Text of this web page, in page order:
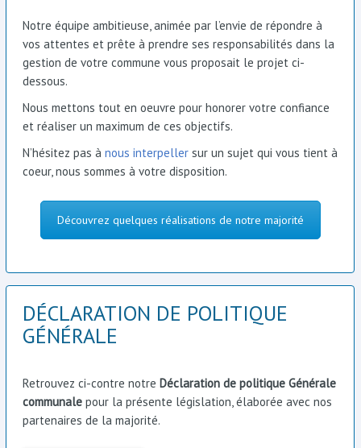
Notre équipe ambitieuse, animée par l’envie de répondre à
vos attentes et prête à prendre ses responsabilités dans la
gestion de votre commune vous proposait le projet ci-
dessous.
Nous mettons tout en oeuvre pour honorer votre confiance
et réaliser un maximum de ces objectifs.
N’hésitez pas à nous interpeller sur un sujet qui vous tient à
coeur, nous sommes à votre disposition.
Découvrez quelques réalisations de notre majorité
DÉCLARATION DE POLITIQUE
GÉNÉRALE
Retrouvez ci-contre notre Déclaration de politique Générale
communale pour la présente législation, élaborée avec nos
partenaires de la majorité.